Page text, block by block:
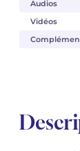
Audios
Vidéos